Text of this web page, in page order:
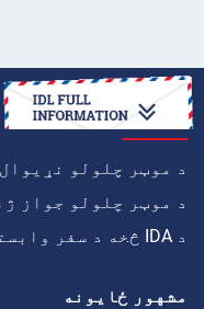
څنګه
د موټر چلولو نړیوال
د موټر چلولو جواز
د IDA څخه د سفر وابسته پروګرام
مشهور ځايونه